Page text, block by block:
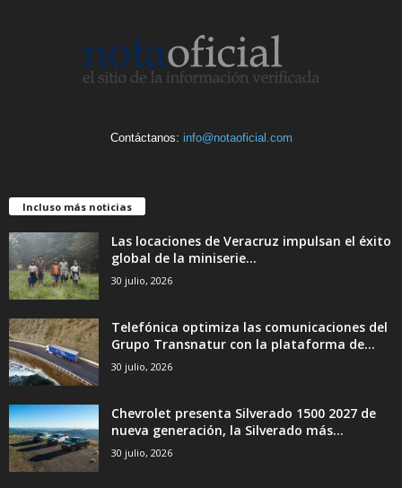
Contáctanos: info@notaoficial.com
Incluso más noticias
Las locaciones de Veracruz impulsan el éxito
global de la miniserie...
30 julio, 2026
Telefónica optimiza las comunicaciones del
Grupo Transnatur con la plataforma de...
30 julio, 2026
Chevrolet presenta Silverado 1500 2027 de
nueva generación, la Silverado más...
30 julio, 2026